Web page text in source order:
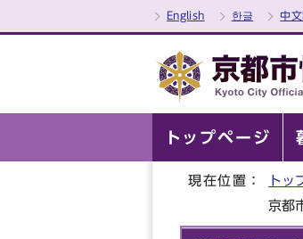
English 한글 中
トップページ
現在位置： トッ
京都